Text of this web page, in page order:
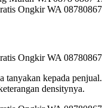
tanyakan kepada penjual.
densitynya.